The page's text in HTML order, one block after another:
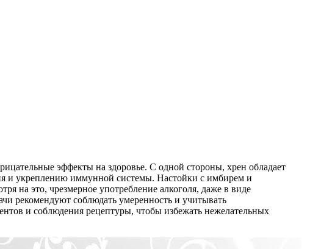
эффекты на здоровье. С одной стороны, хрен обладает
и укреплению иммунной системы. Настойки с имбирем и
на это, чрезмерное употребление алкоголя, даже в виде
рекомендуют соблюдать умеренность и учитывать
и соблюдения рецептуры, чтобы избежать нежелательных